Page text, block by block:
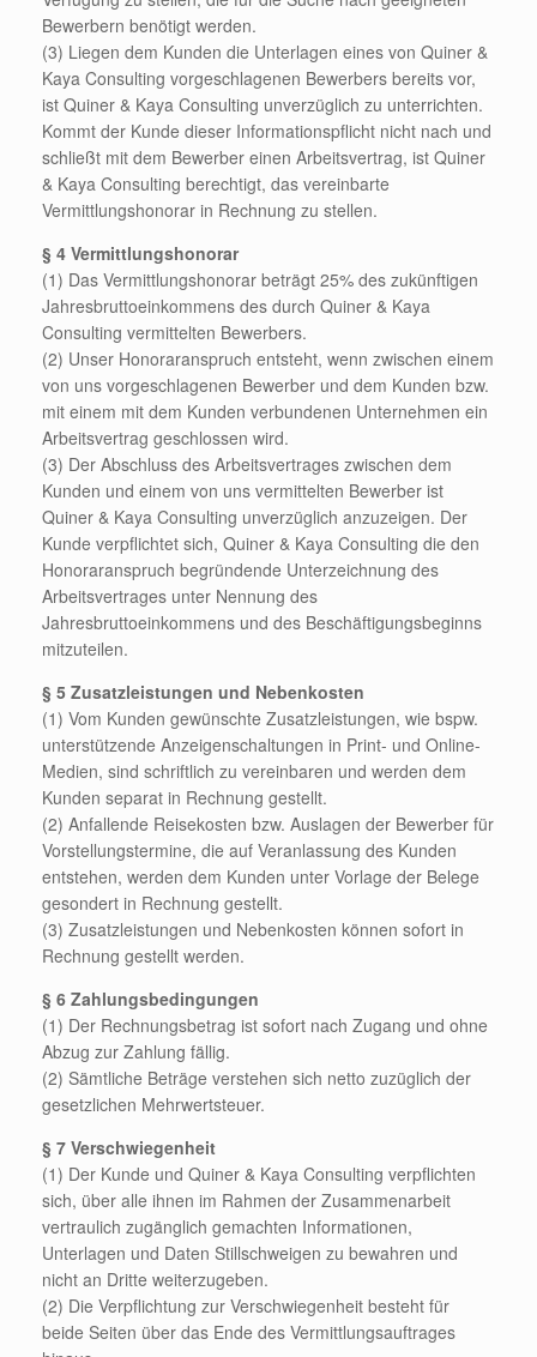
Bewerbern benötigt werden.
(3) Liegen dem Kunden die Unterlagen eines von Quiner &
Kaya Consulting vorgeschlagenen Bewerbers bereits vor,
ist Quiner & Kaya Consulting unverzüglich zu unterrichten.
Kommt der Kunde dieser Informationspflicht nicht nach und
schließt mit dem Bewerber einen Arbeitsvertrag, ist Quiner
& Kaya Consulting berechtigt, das vereinbarte
Vermittlungshonorar in Rechnung zu stellen.
§ 4 Vermittlungshonorar
(1) Das Vermittlungshonorar beträgt 25% des zukünftigen
Jahresbruttoeinkommens des durch Quiner & Kaya
Consulting vermittelten Bewerbers.
(2) Unser Honoraranspruch entsteht, wenn zwischen einem
von uns vorgeschlagenen Bewerber und dem Kunden bzw.
mit einem mit dem Kunden verbundenen Unternehmen ein
Arbeitsvertrag geschlossen wird.
(3) Der Abschluss des Arbeitsvertrages zwischen dem
Kunden und einem von uns vermittelten Bewerber ist
Quiner & Kaya Consulting unverzüglich anzuzeigen. Der
Kunde verpflichtet sich, Quiner & Kaya Consulting die den
Honoraranspruch begründende Unterzeichnung des
Arbeitsvertrages unter Nennung des
Jahresbruttoeinkommens und des Beschäftigungsbeginns
mitzuteilen.
§ 5 Zusatzleistungen und Nebenkosten
(1) Vom Kunden gewünschte Zusatzleistungen, wie bspw.
unterstützende Anzeigenschaltungen in Print- und Online-
Medien, sind schriftlich zu vereinbaren und werden dem
Kunden separat in Rechnung gestellt.
(2) Anfallende Reisekosten bzw. Auslagen der Bewerber für
Vorstellungstermine, die auf Veranlassung des Kunden
entstehen, werden dem Kunden unter Vorlage der Belege
gesondert in Rechnung gestellt.
(3) Zusatzleistungen und Nebenkosten können sofort in
Rechnung gestellt werden.
§ 6 Zahlungsbedingungen
(1) Der Rechnungsbetrag ist sofort nach Zugang und ohne
Abzug zur Zahlung fällig.
(2) Sämtliche Beträge verstehen sich netto zuzüglich der
gesetzlichen Mehrwertsteuer.
§ 7 Verschwiegenheit
(1) Der Kunde und Quiner & Kaya Consulting verpflichten
sich, über alle ihnen im Rahmen der Zusammenarbeit
vertraulich zugänglich gemachten Informationen,
Unterlagen und Daten Stillschweigen zu bewahren und
nicht an Dritte weiterzugeben.
(2) Die Verpflichtung zur Verschwiegenheit besteht für
beide Seiten über das Ende des Vermittlungsauftrages